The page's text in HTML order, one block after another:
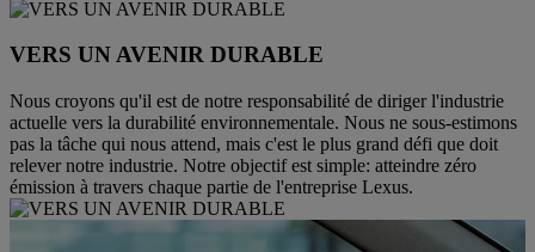
VERS UN AVENIR DURABLE
Nous croyons qu'il est de notre responsabilité de diriger l'industrie
actuelle vers la durabilité environnementale. Nous ne sous-estimons
pas la tâche qui nous attend, mais c'est le plus grand défi que doit
relever notre industrie. Notre objectif est simple: atteindre zéro
émission à travers chaque partie de l'entreprise Lexus.